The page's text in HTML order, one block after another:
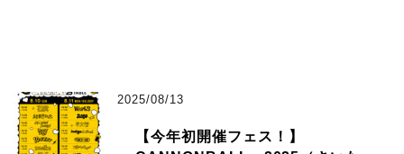
2025/08/13
【今年初開催フェス！】